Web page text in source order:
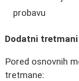
probavu
Dodatni
Pored osnovnih
tretmane: